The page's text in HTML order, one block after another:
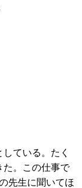
ている。たく
た。この仕事で
先生に聞いてほ